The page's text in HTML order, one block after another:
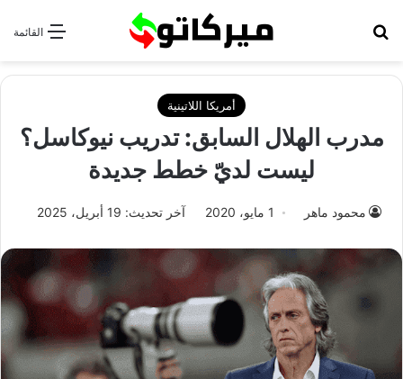
القائمة
أمريكا اللاتينية
مدرب الهلال السابق: تدريب نيوكاسل؟
ليست لديّ خطط جديدة
محمود ماهر 1 مايو، 2020 آخر تحديث: 19 أبريل، 2025